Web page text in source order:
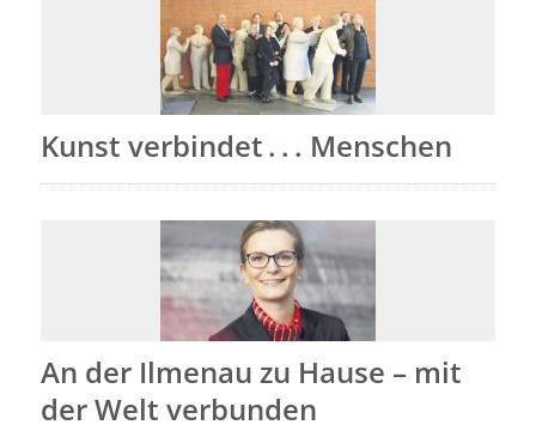
Kunst verbindet . . . Menschen
An der Ilmenau zu Hause – mit
der Welt verbunden